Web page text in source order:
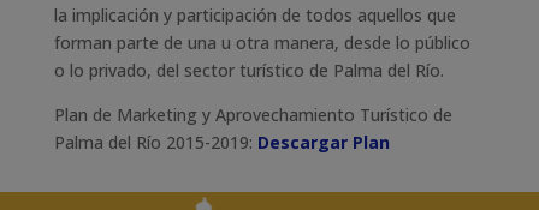
la implicación y participación de todos aquellos que
forman parte de una u otra manera, desde lo público
o lo privado, del sector turístico de Palma del Río.
Plan de Marketing y Aprovechamiento Turístico de
Palma del Río 2015-2019: Descargar Plan